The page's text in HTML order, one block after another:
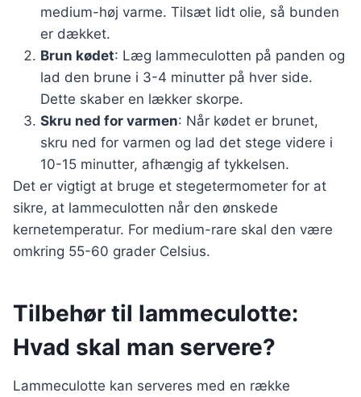
medium-høj varme. Tilsæt lidt olie, så bunden
er dækket.
Brun kødet: Læg lammeculotten på panden og
lad den brune i 3-4 minutter på hver side.
Dette skaber en lækker skorpe.
Skru ned for varmen: Når kødet er brunet,
skru ned for varmen og lad det stege videre i
10-15 minutter, afhængig af tykkelsen.
Det er vigtigt at bruge et stegetermometer for at
sikre, at lammeculotten når den ønskede
kernetemperatur. For medium-rare skal den være
omkring 55-60 grader Celsius.
Tilbehør til lammeculotte:
Hvad skal man servere?
Lammeculotte kan serveres med en række